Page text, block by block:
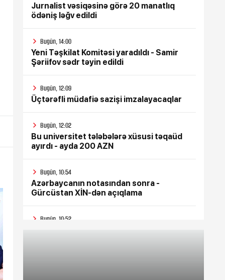
Jurnalist vəsiqəsinə görə 20 manatlıq
ödəniş ləğv edildi
Bugün, 14:00
Yeni Təşkilat Komitəsi yaradıldı - Samir
Şəriifov sədr təyin edildi
Bugün, 12:09
Üçtərəfli müdafiə sazişi imzalayacaqlar
Bugün, 12:02
Bu universitet tələbələrə xüsusi təqaüd
ayırdı - ayda 200 AZN
Bugün, 10:54
Azərbaycanın notasından sonra -
Gürcüstan XİN-dən açıqlama
Bugün, 10:52